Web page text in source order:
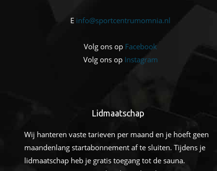
E info@sportcentrumomnia.nl
Volg ons op Facebook
Volg ons op Instagram
Lidmaatschap
Wij hanteren vaste tarieven per maand en je hoeft geen
maandenlang startabonnement af te sluiten. Tijdens je
lidmaatschap heb je gratis toegang tot de sauna.